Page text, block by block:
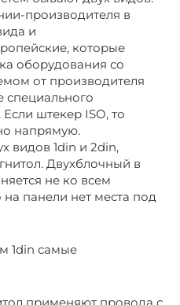
производителя в
и
которые
оборудования со
от производителя
специального
штекер ISO, то
напрямую.
видов 1din и 2din,
Двухблочный в
не ко всем
панели нет места под
1din самые
применяют провода с